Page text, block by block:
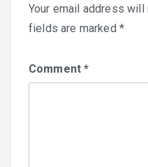
Your email address will
fields are marked *
Comment*